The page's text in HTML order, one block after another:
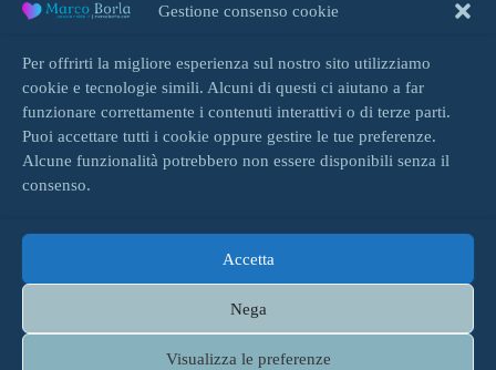
Gestione consenso cookie
Per offrirti la migliore esperienza sul nostro sito utilizziamo
cookie e tecnologie simili. Alcuni di questi ci aiutano a far
funzionare correttamente i contenuti interattivi o di terze parti.
Puoi accettare tutti i cookie oppure gestire le tue preferenze.
Alcune funzionalità potrebbero non essere disponibili senza il
consenso.
Accetta
Nega
Visualizza le preferenze
Accedi
TERMINI, PRIVACY & SPAM CONTENUTI & CITAZIONI